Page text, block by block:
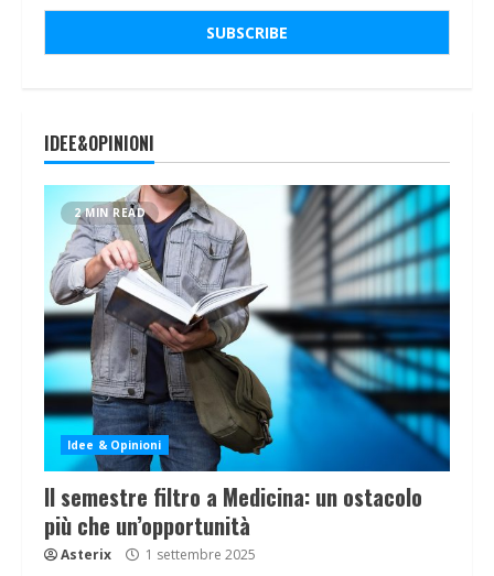
IDEE&OPINIONI
2 MIN READ
Idee & Opinioni
Il semestre filtro a Medicina: un ostacolo
più che un’opportunità
Asterix 1 settembre 2025